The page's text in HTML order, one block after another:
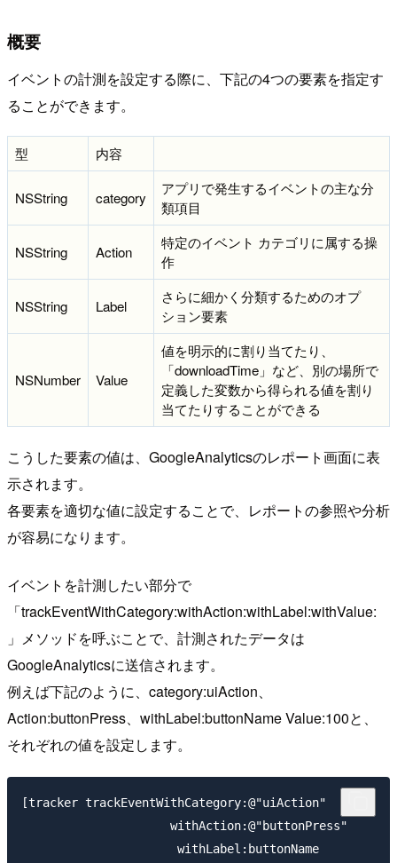
概要
イベントの計測を設定する際に、下記の4つの要素を指定す
ることができます。
型 内容
NSString category
アプリで発生するイベントの主な分
類項目
NSString Action
特定のイベント カテゴリに属する操
作
NSString Label
さらに細かく分類するためのオプ
ション要素
NSNumber Value
値を明示的に割り当てたり、
「downloadTime」など、別の場所で
定義した変数から得られる値を割り
当てたりすることができる
こうした要素の値は、GoogleAnalyticsのレポート画面に表
示されます。
各要素を適切な値に設定することで、レポートの参照や分析
が容易になります。
イベントを計測したい部分で
「trackEventWithCategory:withAction:withLabel:withValue:
」メソッドを呼ぶことで、計測されたデータは
GoogleAnalyticsに送信されます。
例えば下記のように、category:uiAction、
Action:buttonPress、withLabel:buttonName Value:100と、
それぞれの値を設定します。
[tracker trackEventWithCategory:@"uiAction"
                     withAction:@"buttonPress"
                      withLabel:buttonName